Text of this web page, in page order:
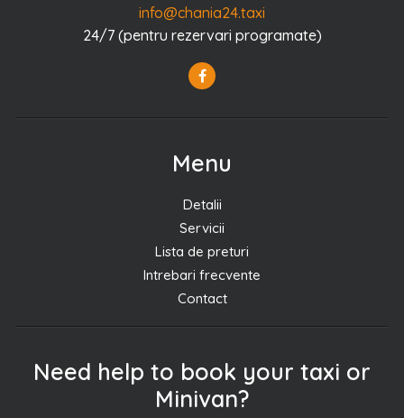
info@chania24.taxi
24/7 (pentru rezervari programate)
Menu
Detalii
Servicii
Lista de preturi
Intrebari frecvente
Contact
Need help to book your taxi or
Minivan?